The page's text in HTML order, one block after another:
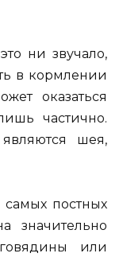
ни звучало,
в кормлении
оказаться
частично.
шея,
постных
значительно
или